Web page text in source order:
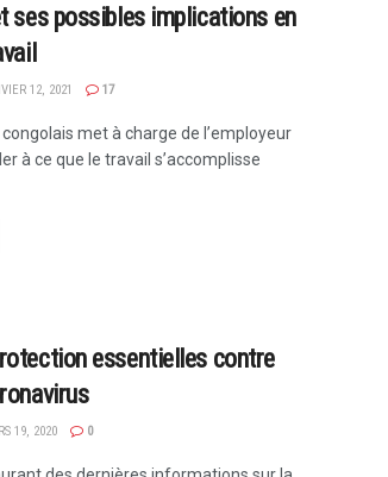
ses possibles implications en
12, 2021 17
congolais met à charge de l’employeur
à ce que le travail s’accomplisse
essentielles contre
19, 2020 0